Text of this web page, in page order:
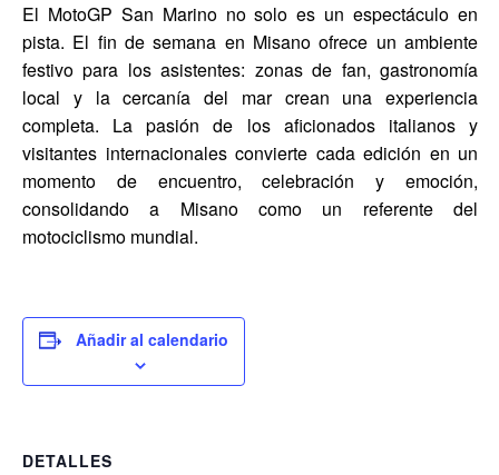
El MotoGP San Marino no solo es un espectáculo en
pista. El fin de semana en Misano ofrece un ambiente
festivo para los asistentes: zonas de fan, gastronomía
local y la cercanía del mar crean una experiencia
completa. La pasión de los aficionados italianos y
visitantes internacionales convierte cada edición en un
momento de encuentro, celebración y emoción,
consolidando a Misano como un referente del
motociclismo mundial.
Añadir al calendario
DETALLES